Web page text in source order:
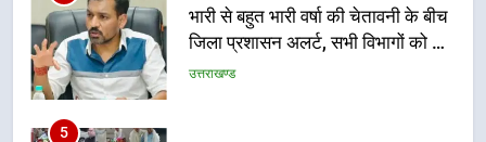
भारी से बहुत भारी वर्षा की चेतावनी के बीच
जिला प्रशासन अलर्ट, सभी विभागों को हाई
अलर्ट पर रहने के निर्देश
उत्तराखण्ड
5